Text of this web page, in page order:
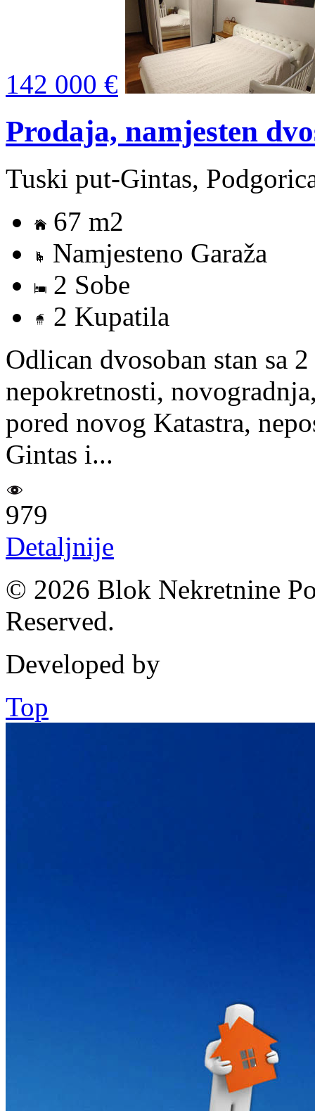
142 000 €
Prodaja, namjesten
Tuski put-Gintas,
67 m2
Namjesteno Garaža
2 Sobe
2 Kupatila
Odlican dvosoban stan sa
nepokretnosti,
pored novog Katastra,
Gintas i...
979
Detaljnije
© 2026 Blok Nekretnine
Reserved.
Developed by
Top